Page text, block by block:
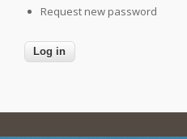
Request new password